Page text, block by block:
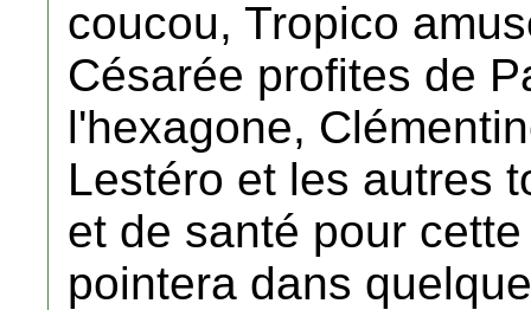
coucou, Tropico
Césarée profites de
l'hexagone,
Lestéro et les autres
et de santé pour
pointera dans